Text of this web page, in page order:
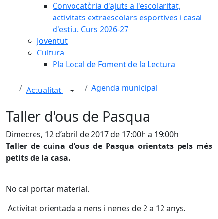
Convocatòria d'ajuts a l'escolaritat,
activitats extraescolars esportives i casal
d'estiu. Curs 2026-27
Joventut
Cultura
Pla Local de Foment de la Lectura
Actualitat Agenda municipal
Taller d'ous de Pasqua
Dimecres, 12 d’abril de 2017 de 17:00h a 19:00h
Taller de cuina d'ous de Pasqua orientats pels més
petits de la casa.
No cal portar material.
Activitat orientada a nens i nenes de 2 a 12 anys.